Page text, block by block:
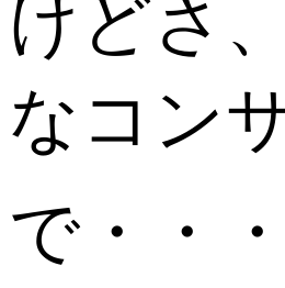
けどさ
なコン
で・・